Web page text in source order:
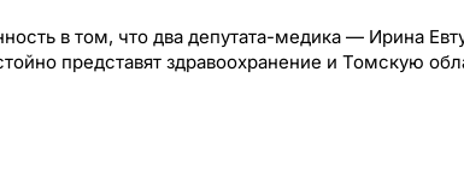
в том, что два депутата-медика — Ирина
представят здравоохранение и Томскую